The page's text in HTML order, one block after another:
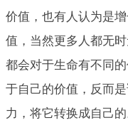
价值，也有人认为是
值，当然更多人都无
都会对于生命有不同
于自己的价值，反而
力，将它转换成自己的